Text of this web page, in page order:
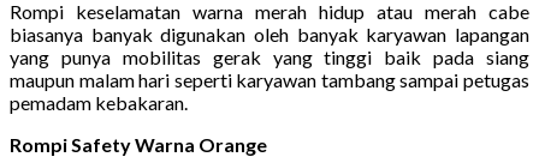
Rompi keselamatan warna merah hidup atau merah cabe
biasanya banyak digunakan oleh banyak karyawan lapangan
yang punya mobilitas gerak yang tinggi baik pada siang
maupun malam hari seperti karyawan tambang sampai petugas
pemadam kebakaran.
Rompi Safety Warna Orange